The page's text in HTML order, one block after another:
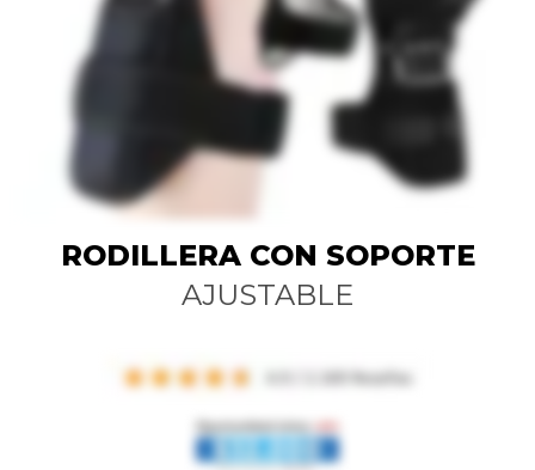
RODILLERA CON SOPORTE
AJUSTABLE